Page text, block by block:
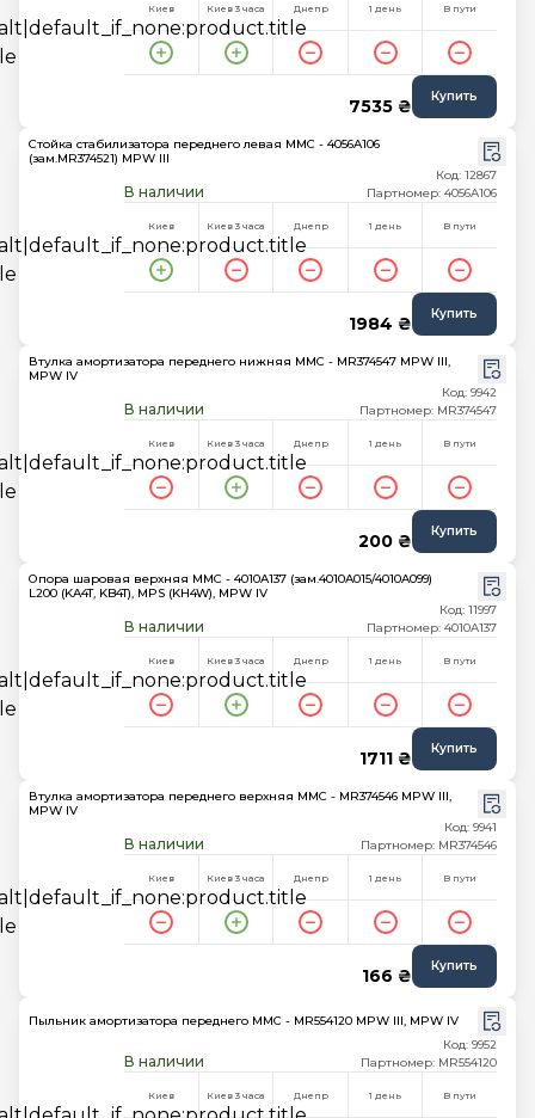
Киев Киев 3 часа Днепр 1 день В пути
7535 ₴ Купить
Стойка стабилизатора переднего левая MMC - 4056A106
(зам.MR374521) MPW III
В наличии
Код: 12867
Партномер: 4056A106
Киев Киев 3 часа Днепр 1 день В пути
1984 ₴ Купить
Втулка амортизатора переднего нижняя MMC - MR374547 MPW III,
MPW IV
В наличии
Код: 9942
Партномер: MR374547
Киев Киев 3 часа Днепр 1 день В пути
200 ₴ Купить
Опора шаровая верхняя MMC - 4010A137 (зам.4010A015/4010A099)
L200 (KA4T, KB4T), MPS (KH4W), MPW IV
В наличии
Код: 11997
Партномер: 4010A137
Киев Киев 3 часа Днепр 1 день В пути
1711 ₴ Купить
Втулка амортизатора переднего верхняя MMC - MR374546 MPW III,
MPW IV
В наличии
Код: 9941
Партномер: MR374546
Киев Киев 3 часа Днепр 1 день В пути
166 ₴ Купить
Пыльник амортизатора переднего MMC - MR554120 MPW III, MPW IV
В наличии
Код: 9952
Партномер: MR554120
Киев Киев 3 часа Днепр 1 день В пути